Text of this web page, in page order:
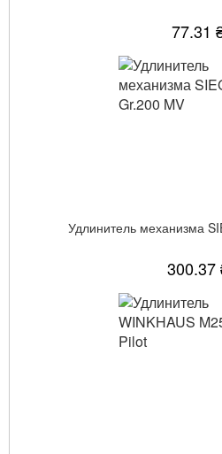
77.31
Удлинитель механизма
300.37